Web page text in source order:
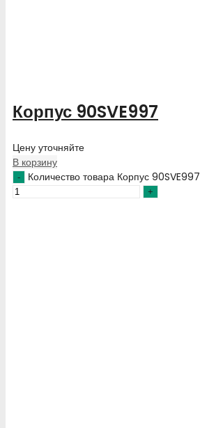
Корпус 90SVE997
Цену уточняйте
В корзину
Количество товара Корпус 90SVE997